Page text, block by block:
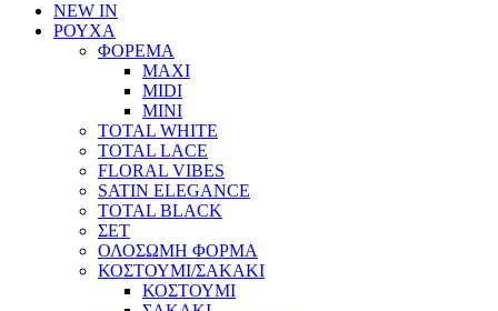
NEW IN
ΡΟΥΧΑ
ΦΟΡΕΜΑ
MAXI
MIDI
MINI
TOTAL WHITE
TOTAL LACE
FLORAL VIBES
SATIN ELEGANCE
TOTAL BLACK
ΣΕΤ
ΟΛΟΣΩΜΗ ΦΟΡΜΑ
ΚΟΣΤΟΥΜΙ/ΣΑΚΑΚΙ
ΚΟΣΤΟΥΜΙ